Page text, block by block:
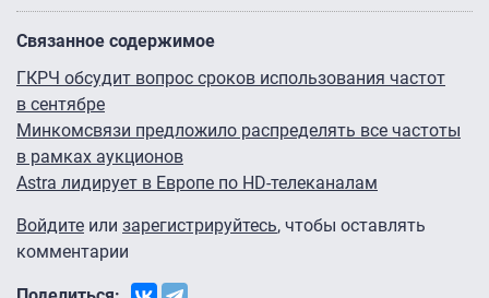
Связанное содержимое
ГКРЧ обсудит вопрос сроков использования частот
в сентябре
Минкомсвязи предложило распределять все частоты
в рамках аукционов
Astra лидирует в Европе по HD-телеканалам
Войдите или зарегистрируйтесь, чтобы оставлять
комментарии